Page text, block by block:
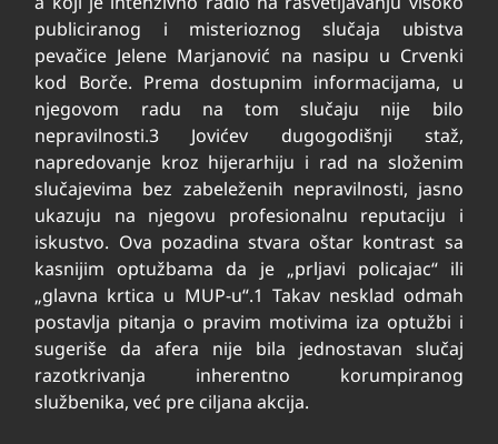
publiciranog i misterioznog slučaja ubistva
pevačice Jelene Marjanović na nasipu u Crvenki
kod Borče. Prema dostupnim informacijama, u
njegovom radu na tom slučaju nije bilo
nepravilnosti.3 Jovićev dugogodišnji staž,
napredovanje kroz hijerarhiju i rad na složenim
slučajevima bez zabeleženih nepravilnosti, jasno
ukazuju na njegovu profesionalnu reputaciju i
iskustvo. Ova pozadina stvara oštar kontrast sa
kasnijim optužbama da je „prljavi policajac“ ili
„glavna krtica u MUP-u“.1 Takav nesklad odmah
postavlja pitanja o pravim motivima iza optužbi i
sugeriše da afera nije bila jednostavan slučaj
razotkrivanja inherentno korumpiranog
službenika, već pre ciljana akcija.